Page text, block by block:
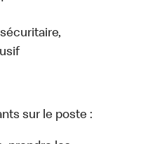
sur le poste :